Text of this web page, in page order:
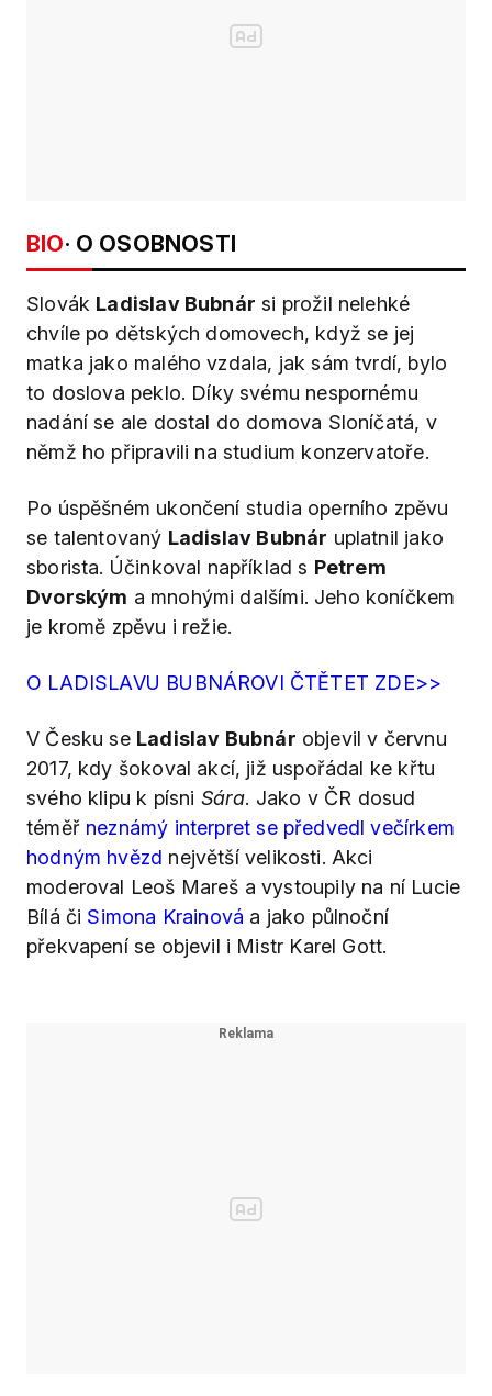
BIO· O OSOBNOSTI
Slovák Ladislav Bubnár si prožil nelehké
chvíle po dětských domovech, když se jej
matka jako malého vzdala, jak sám tvrdí, bylo
to doslova peklo. Díky svému nespornému
nadání se ale dostal do domova Sloníčatá, v
němž ho připravili na studium konzervatoře.
Po úspěšném ukončení studia operního zpěvu
se talentovaný Ladislav Bubnár uplatnil jako
sborista. Účinkoval například s Petrem
Dvorským a mnohými dalšími. Jeho koníčkem
je kromě zpěvu i režie.
O LADISLAVU BUBNÁROVI ČTĚTET ZDE>>
V Česku se Ladislav Bubnár objevil v červnu
2017, kdy šokoval akcí, již uspořádal ke křtu
svého klipu k písni Sára. Jako v ČR dosud
téměř neznámý interpret se předvedl večírkem
hodným hvězd největší velikosti. Akci
moderoval Leoš Mareš a vystoupily na ní Lucie
Bílá či Simona Krainová a jako půlnoční
překvapení se objevil i Mistr Karel Gott.